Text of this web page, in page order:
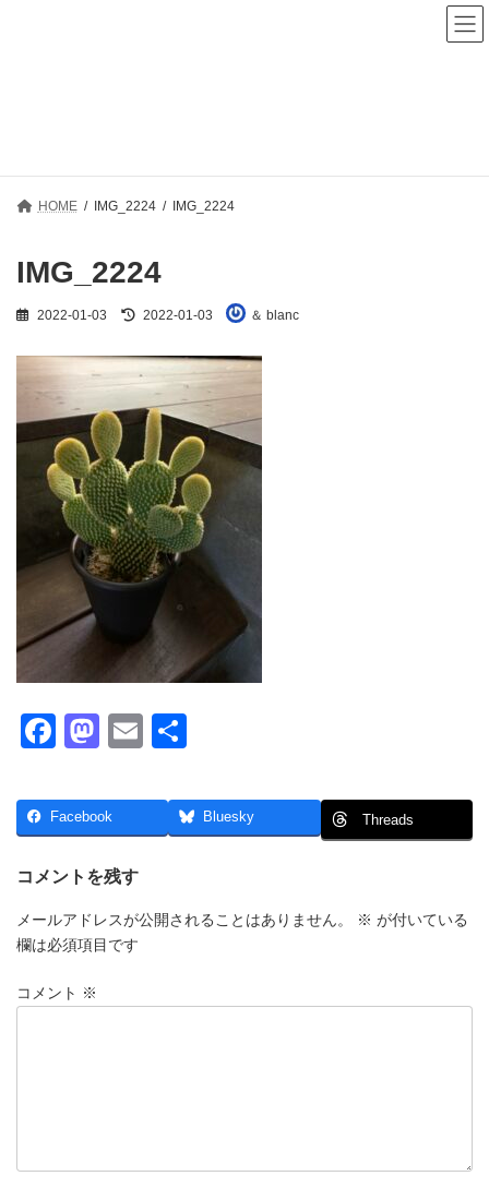
HOME IMG_2224 IMG_2224
IMG_2224
2022-01-03
最
新
:
2022-01-03 ＆ blanc
F
c
e
b
o
o
M
st
o
d
o
n
E
ail
Facebook Bluesky Threads
コメントを残す
メールアドレスが公開されることはありません。 ※ が付いている
欄は必須項目です
コメント ※